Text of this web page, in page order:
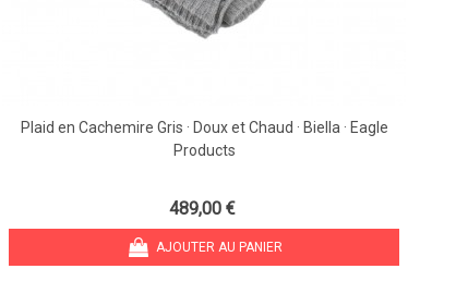
Plaid en Cachemire Gris · Doux et Chaud · Biella · Eagle
Products
489,00 €
AJOUTER AU PANIER